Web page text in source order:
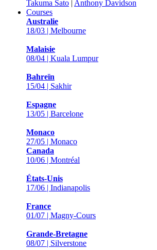
Takuma Sato | Anthony Davidson
Courses
Australie
18/03 | Melbourne
Malaisie
08/04 | Kuala Lumpur
Bahreïn
15/04 | Sakhir
Espagne
13/05 | Barcelone
Monaco
27/05 | Monaco
Canada
10/06 | Montréal
États-Unis
17/06 | Indianapolis
France
01/07 | Magny-Cours
Grande-Bretagne
08/07 | Silverstone